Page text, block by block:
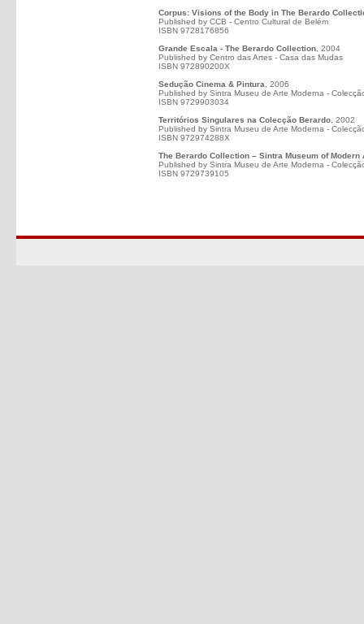
Corpus: Visions of the Body in The Berardo
Published by CCB - Centro Cultural de Belém
ISBN 9728176856
Grande Escala - The Berardo Collection , 2004
Published by Centro das Artes - Casa das Mudas
ISBN 972890200X
Sedução Cinema & Pintura , 2006
Published by Sintra Museu de Arte Moderna -
ISBN 9729903034
Territórios Singulares na Colecção Berardo , 2002
Published by Sintra Museu de Arte Moderna -
ISBN 972974288X
The Berardo Collection – Sintra Museum of Modern
Published by Sintra Museu de Arte Moderna -
ISBN 9729739105